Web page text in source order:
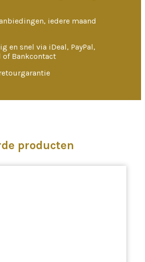
iedere maand
en snel via iDeal, PayPal,
of Bankcontact
producten